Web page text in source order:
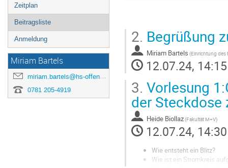
Zeitplan
Beitragsliste
Anmeldung
Miriam Bartels
miriam.bartels@hs-offenburg.de
0781 205-4919
2. Begrüßung
Miriam Bartels
12.07.24, 14:15
3. Vorlesung
der Steckdose
Heide Biollaz(Fakultät M+V)
12.07.24, 14:30
Wie entsteht ein Blitz?
Wie ist ein Stromkreis